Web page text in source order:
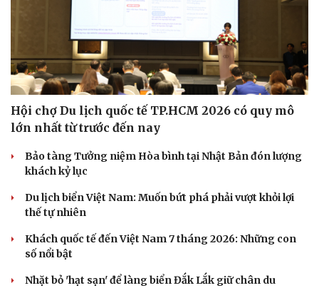
Hội chợ Du lịch quốc tế TP.HCM 2026 có quy mô
lớn nhất từ trước đến nay
Bảo tàng Tưởng niệm Hòa bình tại Nhật Bản đón lượng
khách kỷ lục
Du lịch biển Việt Nam: Muốn bứt phá phải vượt khỏi lợi
thế tự nhiên
Khách quốc tế đến Việt Nam 7 tháng 2026: Những con
số nổi bật
Nhặt bỏ 'hạt sạn' để làng biển Đắk Lắk giữ chân du